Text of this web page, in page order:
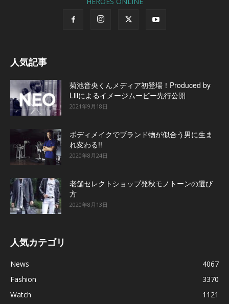
人気記事
菊池音央くんメディア初登場！Produced by
Liliによるイメージムービー先行公開
2021年9月18日
ボディメイクでブランド物が似合う男に生ま
れ変わる!!
2020年8月24日
老舗セレクトショップ発秋モノトーンの選び
方
2020年8月13日
人気カテゴリ
News
4067
Fashion
3370
Watch
1121